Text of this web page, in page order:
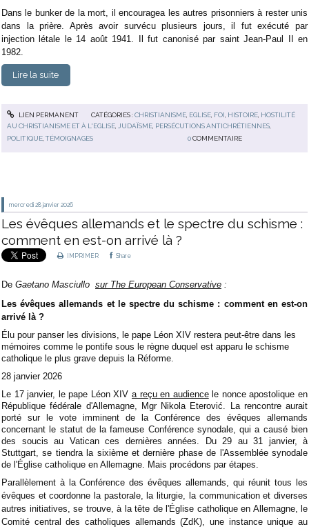
Dans le bunker de la mort, il encouragea les autres prisonniers à rester unis
dans la prière. Après avoir survécu plusieurs jours, il fut exécuté par
injection létale le 14 août 1941. Il fut canonisé par saint Jean-Paul II en
1982.
Lire la suite
LIEN PERMANENT CATÉGORIES :CHRISTIANISME, EGLISE, FOI HISTOIRE, HOSTILITÉ
AU CHRISTIANISME ET À L'EGLISE
JUDAÏSME PERSÉCUTIONS ANTICHRÉTIENNES
POLITIQUE,TÉMOIGNAGES 0 COMMENTAIRE
mercredi 28 janvier 2026
Les évêques allemands et le spectre du schisme :
comment en est-on arrivé là ?
IMPRIMER Share
De Gaetano Masciullo sur The European Conservative :
Les évêques allemands et le spectre du schisme : comment en est-on
arrivé là ?
Élu pour panser les divisions, le pape Léon XIV restera peut-être dans les
mémoires comme le pontife sous le règne duquel est apparu le schisme
catholique le plus grave depuis la Réforme.
28 janvier 2026
Le 17 janvier, le pape Léon XIV a reçu en audiencele nonce apostolique en
République fédérale d'Allemagne, Mgr Nikola Eterović. La rencontre aurait
porté sur le vote imminent de la Conférence des évêques allemands
concernant le statut de la fameuse Conférence synodale, qui a causé bien
des soucis au Vatican ces dernières années. Du 29 au 31 janvier, à
Stuttgart, se tiendra la sixième et dernière phase de l'Assemblée synodale
de l'Église catholique en Allemagne. Mais procédons par étapes.
Parallèlement à la Conférence des évêques allemands, qui réunit tous les
évêques et coordonne la pastorale, la liturgie, la communication et diverses
autres initiatives, se trouve, à la tête de l'Église catholique en Allemagne, le
Comité central des catholiques allemands (ZdK), une instance unique au